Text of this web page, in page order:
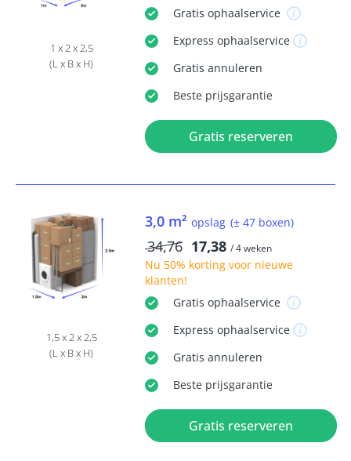
1 x 2 x 2,5
(L x B x H)
Gratis ophaalservice
Express ophaalservice
Gratis annuleren
Beste prijsgarantie
Gratis reserveren
1,5 x 2 x 2,5
(L x B x H)
3,0 m² opslag (± 47 boxen)
34,76 17,38 / 4 weken
Nu 50% kortingvoor nieuwe
klanten!
Gratis ophaalservice
Express ophaalservice
Gratis annuleren
Beste prijsgarantie
Gratis reserveren